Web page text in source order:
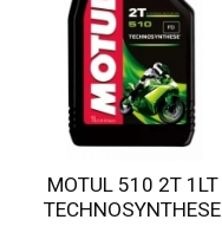
MOTUL 510 2T 1LT
TECHNOSYNTHESE